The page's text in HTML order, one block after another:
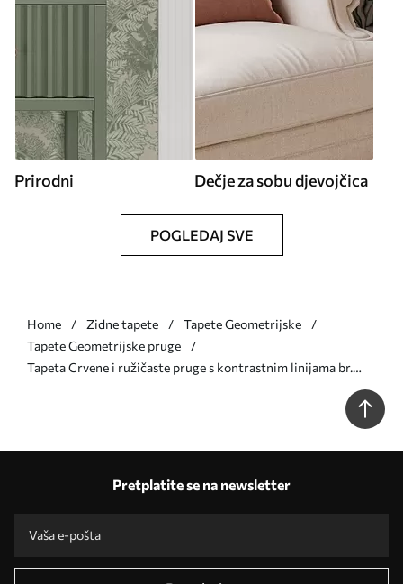
Prirodni Dečje za sobu djevojčica
POGLEDAJ SVE
Home Zidne tapete
Tapete Geometrijske
Tapete Geometrijske pruge
Tapeta Crvene i ružičaste pruge s kontrastnim linijama br.
Pretplatite se na newsletter